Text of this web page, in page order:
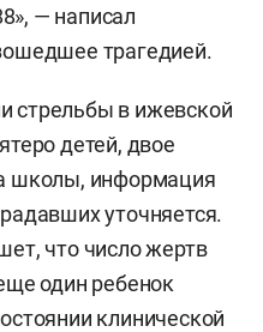
— написал
трагедией.
стрельбы в ижевской
детей, двое
школы, информация
уточняется.
что число жертв
один ребенок
клинической